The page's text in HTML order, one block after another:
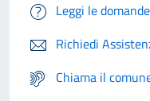
Leggi le
Richiedi
Chiama il